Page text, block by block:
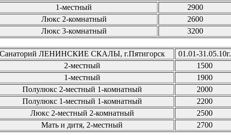
1-местный
2900
Люкс 2-комнатный
2600
Люкс 3-комнатный
3200
Санаторий ЛЕНИНСКИЕ СКАЛЫ, г.Пятигорск 01.01-31.05.10г.
2-местный
1500
1-местный
1900
Полулюкс 2-местный 1-комнатный
2000
Полулюкс 1-местный 1-комнатный
2200
Люкс 2-местный 2-комнатный
2500
Мать и дитя, 2-местный
2700